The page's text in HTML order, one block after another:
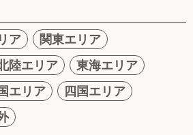
ア
関東エリア
陸エリア
東海エリア
エリア
四国エリア